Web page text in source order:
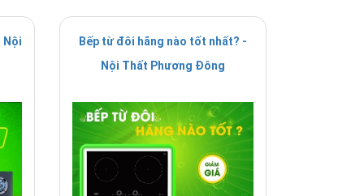
Nội
Bếp từ đôi hãng nào tốt nhất? -
Nội Thất Phương Đông